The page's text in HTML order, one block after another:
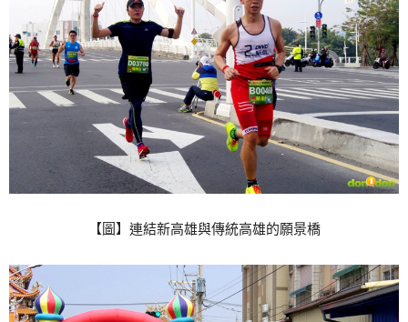
【圖】連結新高雄與傳統高雄的願景橋